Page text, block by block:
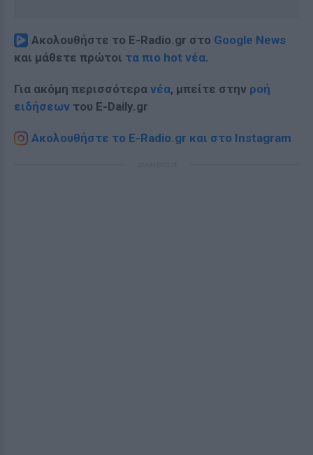
Ακολουθήστε το E-Radio.gr στο Google News
και μάθετε πρώτοι τα πιο hot νέα.
Για ακόμη περισσότερα νέα, μπείτε στην ροή
ειδήσεων του E-Daily.gr
Ακολουθήστε το E-Radio.gr και στο Instagram